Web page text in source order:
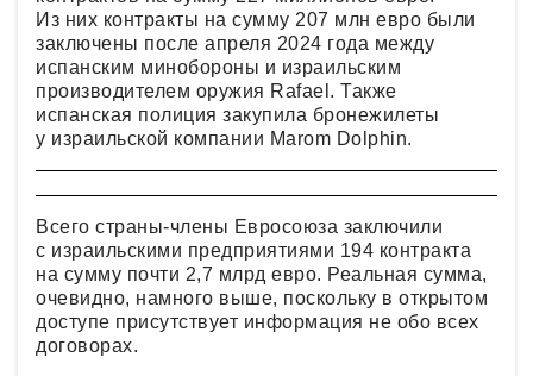
Из них контракты на сумму 207 млн евро были
заключены после апреля 2024 года между
испанским минобороны и израильским
производителем оружия Rafael. Также
испанская полиция закупила бронежилеты
у израильской компании Marom Dolphin.
Всего страны-члены Евросоюза заключили
с израильскими предприятиями 194 контракта
на сумму почти 2,7 млрд евро. Реальная сумма,
очевидно, намного выше, поскольку в открытом
доступе присутствует информация не обо всех
договорах.